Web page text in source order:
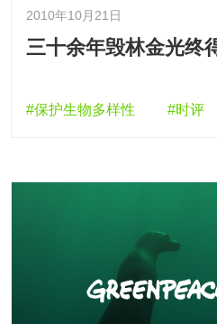
2010年10月21日
三十余年毁林金光终
#保护生物多样性 #时评